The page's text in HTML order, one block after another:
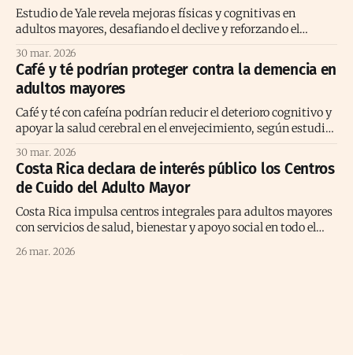
Estudio de Yale revela mejoras físicas y cognitivas en
adultos mayores, desafiando el declive y reforzando el
30 mar. 2026
Café y té podrían proteger contra la demencia en
adultos mayores
Café y té con cafeína podrían reducir el deterioro cognitivo y
apoyar la salud cerebral en el envejecimiento, según estudio
30 mar. 2026
Costa Rica declara de interés público los Centros
de Cuido del Adulto Mayor
Costa Rica impulsa centros integrales para adultos mayores
con servicios de salud, bienestar y apoyo social en todo el
26 mar. 2026